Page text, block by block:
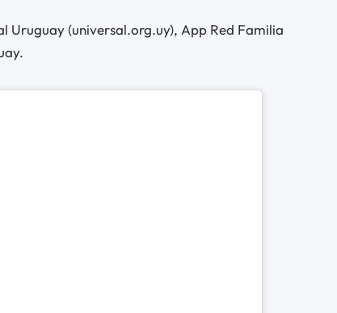
Uruguay (universal.org.uy), App Red Familia